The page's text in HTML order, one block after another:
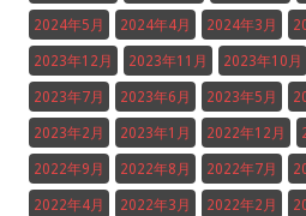
2024年5月 2024年4月 2024年3月
2023年12月 2023年11月 2023年10月
2023年7月 2023年6月 2023年5月
2023年2月 2023年1月 2022年12月
2022年9月 2022年8月 2022年7月
2022年4月 2022年3月 2022年2月